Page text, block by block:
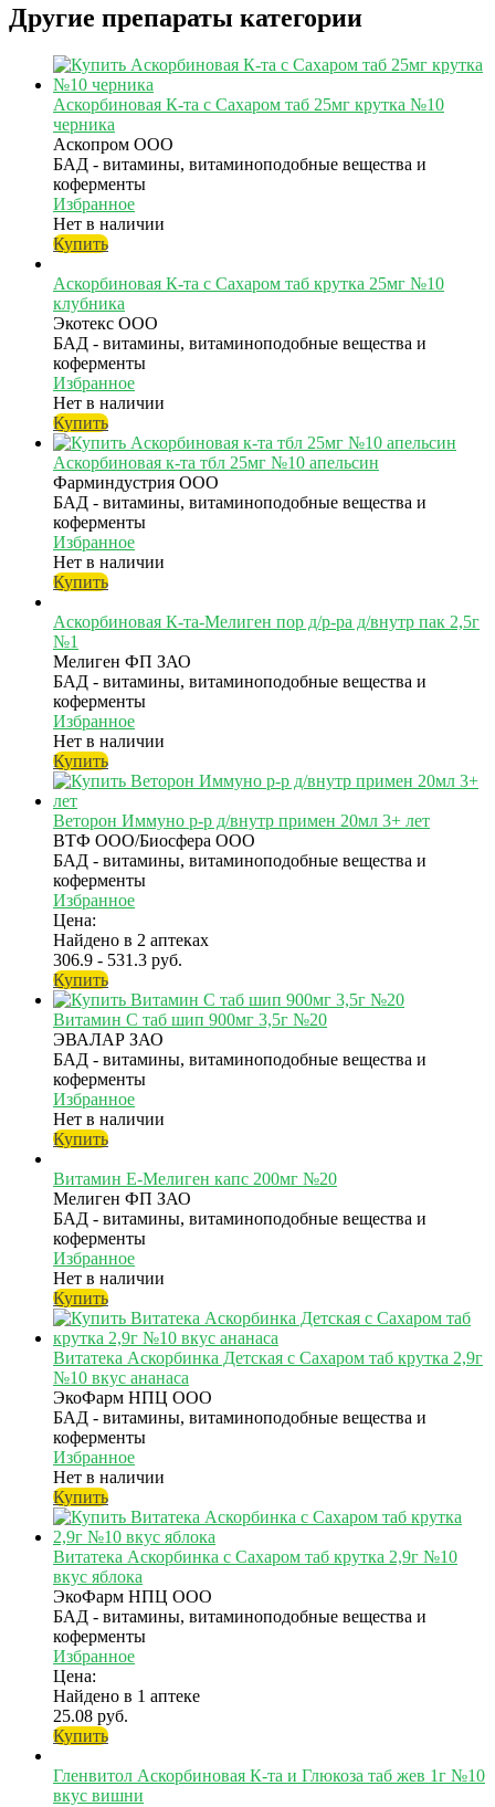
Другие препараты категории
Аскорбиновая К-та с Сахаром таб 25мг крутка №10
черника
Аскопром ООО
БАД - витамины, витаминоподобные вещества и
коферменты
Избранное
Нет в наличии
Купить
Аскорбиновая К-та с Сахаром таб крутка 25мг №10
клубника
Экотекс ООО
БАД - витамины, витаминоподобные вещества и
коферменты
Избранное
Нет в наличии
Купить
Аскорбиновая к-та тбл 25мг №10 апельсин
Фарминдустрия ООО
БАД - витамины, витаминоподобные вещества и
коферменты
Избранное
Нет в наличии
Купить
Аскорбиновая К-та-Мелиген пор д/р-ра д/внутр пак 2,5г
№1
Мелиген ФП ЗАО
БАД - витамины, витаминоподобные вещества и
коферменты
Избранное
Нет в наличии
Купить
Веторон Иммуно р-р д/внутр примен 20мл 3+ лет
ВТФ ООО/Биосфера ООО
БАД - витамины, витаминоподобные вещества и
коферменты
Избранное
Цена:
Найдено в 2 аптеках
306.9 - 531.3 руб.
Купить
Витамин C таб шип 900мг 3,5г №20
ЭВАЛАР ЗАО
БАД - витамины, витаминоподобные вещества и
коферменты
Избранное
Нет в наличии
Купить
Витамин Е-Мелиген капс 200мг №20
Мелиген ФП ЗАО
БАД - витамины, витаминоподобные вещества и
коферменты
Избранное
Нет в наличии
Купить
Витатека Аскорбинка Детская с Сахаром таб крутка 2,9г
№10 вкус ананаса
ЭкоФарм НПЦ ООО
БАД - витамины, витаминоподобные вещества и
коферменты
Избранное
Нет в наличии
Купить
Витатека Аскорбинка с Сахаром таб крутка 2,9г №10
вкус яблока
ЭкоФарм НПЦ ООО
БАД - витамины, витаминоподобные вещества и
коферменты
Избранное
Цена:
Найдено в 1 аптеке
25.08 руб.
Купить
Гленвитол Аскорбиновая К-та и Глюкоза таб жев 1г №10
вкус вишни